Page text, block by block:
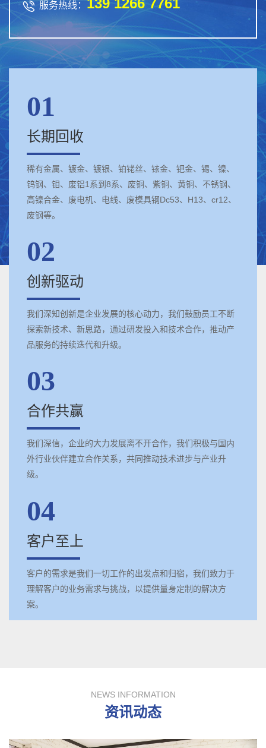
 服务热线：
01
长期回收
稀有金属、镀金、镀银、铂铑丝、铱金、钯金、锡、镍、
钨钢、钼、废铝1系到8系、废铜、紫铜、黄铜、不锈钢、
高镍合金、废电机、电线、废模具钢Dc53、H13、cr12、
废钢等。
02
创新驱动
我们深知创新是企业发展的核心动力，我们鼓励员工不断
探索新技术、新思路，通过研发投入和技术合作，推动产
品服务的持续迭代和升级。
03
合作共赢
我们深信，企业的大力发展离不开合作，我们积极与国内
外行业伙伴建立合作关系，共同推动技术进步与产业升
级。
04
客户至上
客户的需求是我们一切工作的出发点和归宿，我们致力于
理解客户的业务需求与挑战，以提供量身定制的解决方
案。
NEWS INFORMATION
资讯动态